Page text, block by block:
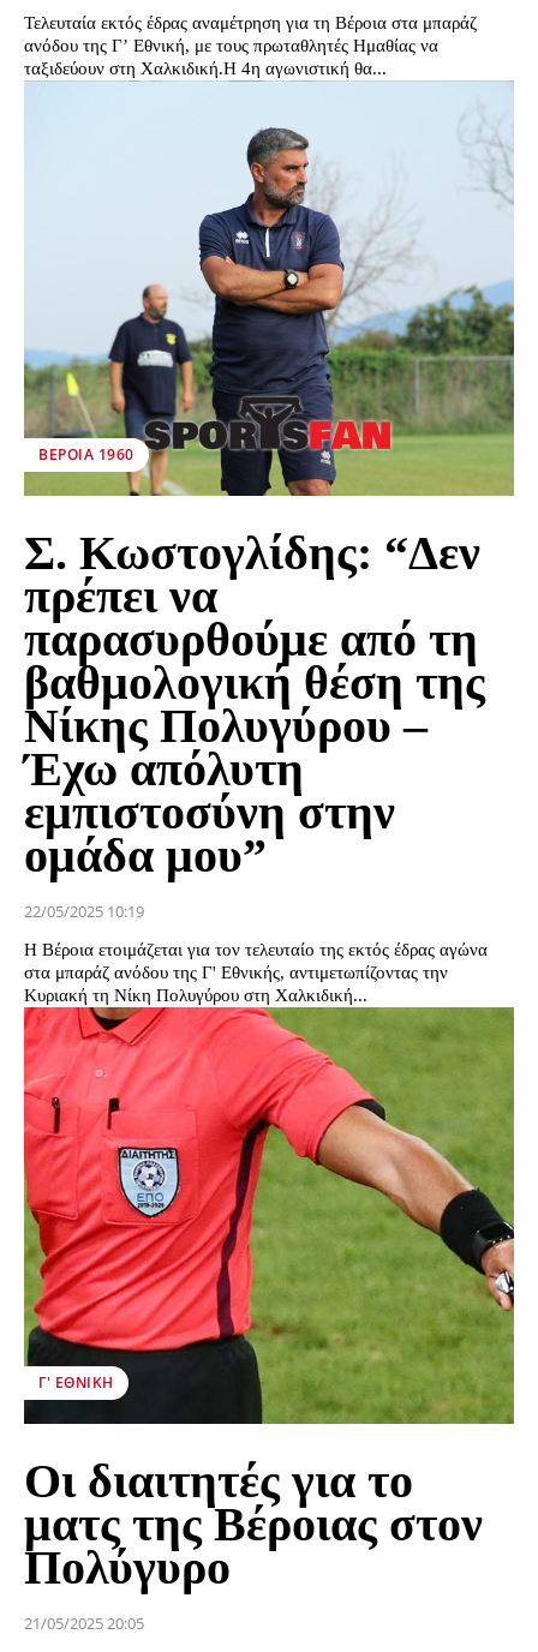
Τελευταία εκτός έδρας αναμέτρηση για τη Βέροια στα μπαράζ
ανόδου της Γ’ Εθνική, με τους πρωταθλητές Ημαθίας να
ταξιδεύουν στη Χαλκιδική.Η 4η αγωνιστική θα...
ΒΕΡΟΙΑ 1960
Σ. Κωστογλίδης: “Δεν
πρέπει να
παρασυρθούμε από τη
βαθμολογική θέση της
Νίκης Πολυγύρου –
Έχω απόλυτη
εμπιστοσύνη στην
ομάδα μου”
22/05/2025 10:19
Η Βέροια ετοιμάζεται για τον τελευταίο της εκτός έδρας αγώνα
στα μπαράζ ανόδου της Γ' Εθνικής, αντιμετωπίζοντας την
Κυριακή τη Νίκη Πολυγύρου στη Χαλκιδική...
Γ' ΕΘΝΙΚΉ
Οι διαιτητές για το
ματς της Βέροιας στον
Πολύγυρο
21/05/2025 20:05